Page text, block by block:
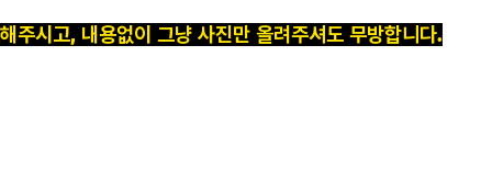
주시고, 내용없이 그냥 사진만 올려주셔도 무방합니다.